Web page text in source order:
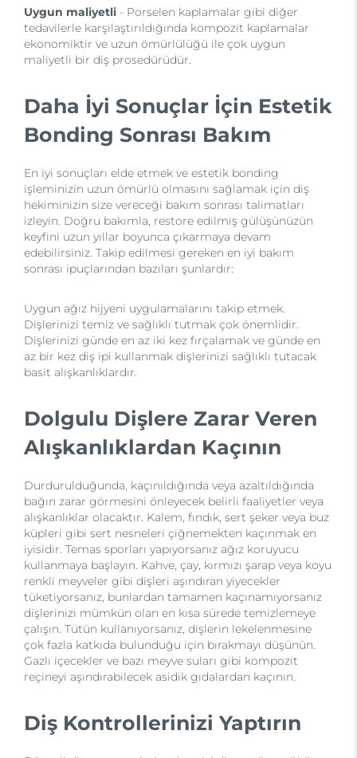
Uygun maliyetli - Porselen kaplamalar gibi diğer
tedavilerle karşılaştırıldığında kompozit kaplamalar
ekonomiktir ve uzun ömürlülüğü ile çok uygun
maliyetli bir diş prosedürüdür.
Daha İyi Sonuçlar İçin Estetik
Bonding Sonrası Bakım
En iyi sonuçları elde etmek ve estetik bonding
işleminizin uzun ömürlü olmasını sağlamak için diş
hekiminizin size vereceği bakım sonrası talimatları
izleyin. Doğru bakımla, restore edilmiş gülüşünüzün
keyfini uzun yıllar boyunca çıkarmaya devam
edebilirsiniz. Takip edilmesi gereken en iyi bakım
sonrası ipuçlarından bazıları şunlardır:
Uygun ağız hijyeni uygulamalarını takip etmek.
Dişlerinizi temiz ve sağlıklı tutmak çok önemlidir.
Dişlerinizi günde en az iki kez fırçalamak ve günde en
az bir kez diş ipi kullanmak dişlerinizi sağlıklı tutacak
basit alışkanlıklardır.
Dolgulu Dişlere Zarar Veren
Alışkanlıklardan Kaçının
Durdurulduğunda, kaçınıldığında veya azaltıldığında
bağın zarar görmesini önleyecek belirli faaliyetler veya
alışkanlıklar olacaktır. Kalem, fındık, sert şeker veya buz
küpleri gibi sert nesneleri çiğnemekten kaçınmak en
iyisidir. Temas sporları yapıyorsanız ağız koruyucu
kullanmaya başlayın. Kahve, çay, kırmızı şarap veya koyu
renkli meyveler gibi dişleri aşındıran yiyecekler
tüketiyorsanız, bunlardan tamamen kaçınamıyorsanız
dişlerinizi mümkün olan en kısa sürede temizlemeye
çalışın. Tütün kullanıyorsanız, dişlerin lekelenmesine
çok fazla katkıda bulunduğu için bırakmayı düşünün.
Gazlı içecekler ve bazı meyve suları gibi kompozit
reçineyi aşındırabilecek asidik gıdalardan kaçının.
Diş Kontrollerinizi Yaptırın